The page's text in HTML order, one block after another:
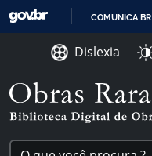
Ir para o conteúdo [1]
Ir para o menu [2]
Ir para a Busca [3]
COMUNICA BR
Dislexia